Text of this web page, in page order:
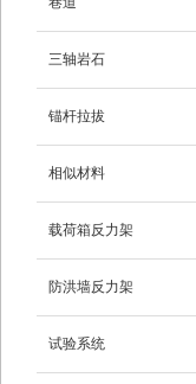
三轴岩石
锚杆拉拔
相似材料
载荷箱反力架
防洪墙反力架
试验系统